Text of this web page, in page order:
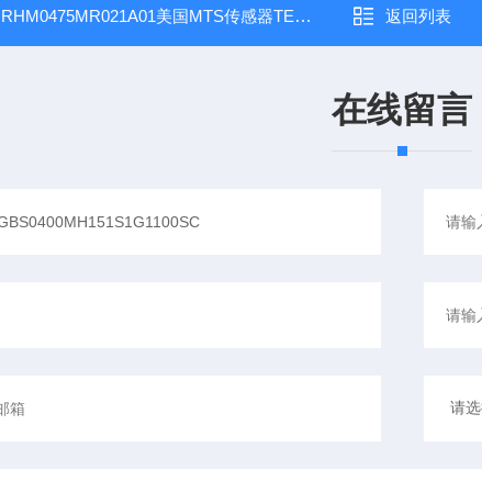
RHM0475MR021A01美国MTS传感器TEMPOSONICS 返回列表
在线留言